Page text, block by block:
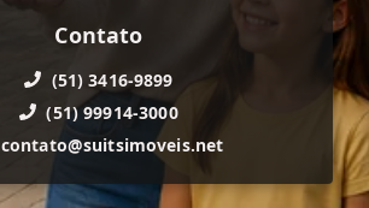
Contato
(51) 3416-9899
(51) 99914-3000
contato@suitsimoveis.net